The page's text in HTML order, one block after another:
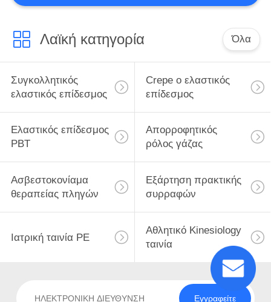
Λαϊκή κατηγορία Όλα
Συγκολλητικός
ελαστικός επίδεσμος
Crepe ο ελαστικός
επίδεσμος
Ελαστικός επίδεσμος
PBT
Απορροφητικός
ρόλος γάζας
Ασβεστοκονίαμα
θεραπείας πληγών
Εξάρτηση πρακτικής
συρραφών
Ιατρική ταινία PE
Αθλητικό Kinesiology
ταινία
Εγγραφείτε